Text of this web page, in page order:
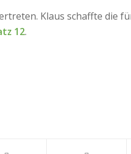
Klaus schaffte die
12.